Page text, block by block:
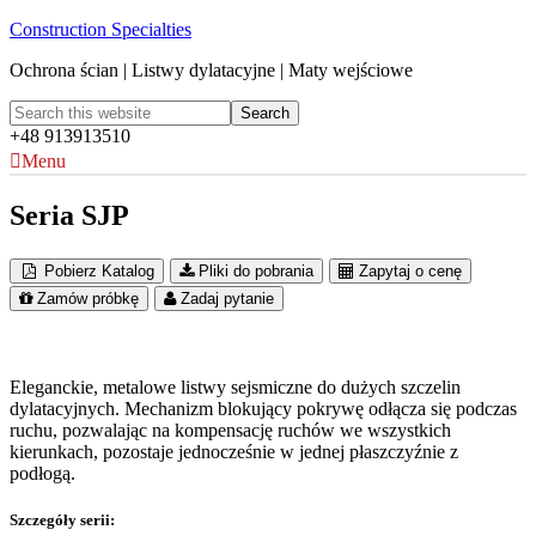
Construction Specialties
Ochrona ścian | Listwy dylatacyjne | Maty wejściowe
+48 913913510
Menu
Seria SJP
Pobierz Katalog Pliki do pobrania
Zapytaj o cenę
Zamów próbkę
Zadaj pytanie
Eleganckie, metalowe listwy sejsmiczne do dużych szczelin
dylatacyjnych. Mechanizm blokujący pokrywę odłącza się podczas
ruchu, pozwalając na kompensację ruchów we wszystkich
kierunkach, pozostaje jednocześnie w jednej płaszczyźnie z
podłogą.
Szczegóły serii: